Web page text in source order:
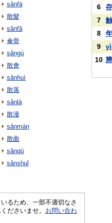
sǎnfā
散髮
sǎnfǎ
傘骨
sǎngú
散會
sǎnhuì
散落
sǎnlà
散漫
sǎnmán
散曲
sǎnqū
sǎnshuǐ
るため、一部不適切なさ
ださいませ。 お問い合わ
6
7
8
年
9
10 辨